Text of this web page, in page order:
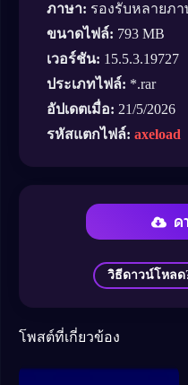
ภาษา: รองรับหลายภา
ขนาดไฟล์: 793 MB
เวอร์ชัน: 15.5.3.19727
ประเภทไฟล์: *.rar
อัปเดตเมื่อ: 21/5/2026
รหัสแตกไฟล์: axeload
ด
วิธีดาวน์โหลด
โพสต์ที่เกี่ยวข้อง